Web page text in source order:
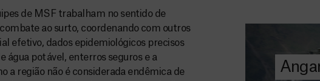
de MSF trabalham no sentido de
ao surto, coordenando com outros
efetivo, dados epidemiológicos precisos
água potável, enterros seguros e a
a região não é considerada endêmica de
A MSF
chegar
humanitária